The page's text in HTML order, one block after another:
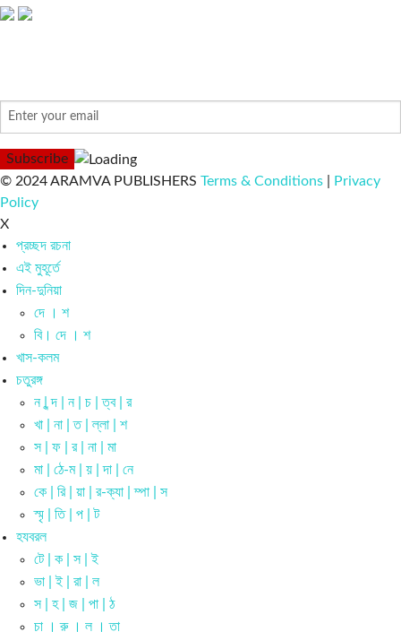
© 2024 ARAMVA PUBLISHERS Terms & Conditions
Privacy
Policy
X
প্রচ্ছদ রচনা
এই মুহূর্তে
দিন-দুনিয়া
দে । শ
বি। দে । শ
খাস-কলম
চতুরঙ্গ
ন | ন্দ | ন | চ | ত্ব | র
খা | না | ত | ল্লা | শ
স | ফ | র | না | মা
মা | ঠে-ম | য় | দা | নে
কে | রি | য়া | র-ক্যা | ম্পা | স
স্মৃ | তি | প | ট
হযবরল
টে | ক | স | ই
ভা | ই | রা | ল
স | হ | জ | পা | ঠ
চা । রু । ল । তা